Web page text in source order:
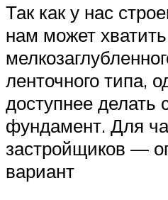
Так как у нас
нам может хватить
ленточного типа,
доступнее делать
фундамент. Для
застройщиков —
вариант